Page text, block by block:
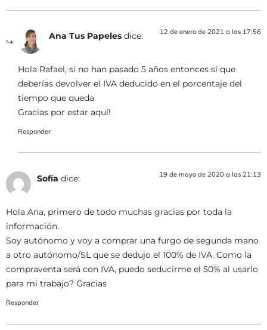
Ana Tus Papeles dice: 12 de enero de 2021 a las 17:56
Hola Rafael, si no han pasado 5 años entonces sí que
deberías devolver el IVA deducido en el porcentaje del
tiempo que queda.
Gracias por estar aquí!
Responder
Sofía dice: 19 de mayo de 2020 a las 21:13
Hola Ana, primero de todo muchas gracias por toda la
información.
Soy autónomo y voy a comprar una furgo de segunda mano
a otro autónomo/SL que se dedujo el 100% de IVA. Como la
compraventa será con IVA, puedo seducirme el 50% al usarlo
para mi trabajo? Gracias
Responder